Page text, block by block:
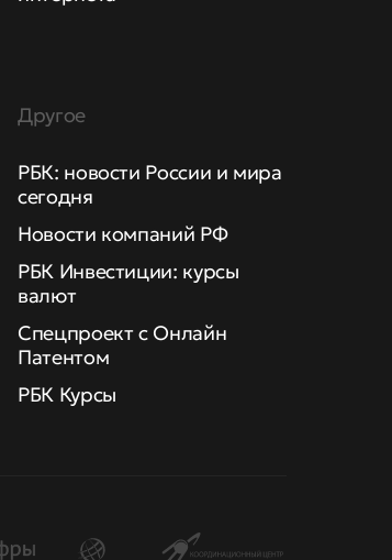
Другое
РБК: новости России и мира
сегодня
Новости компаний РФ
РБК Инвестиции: курсы
валют
Спецпроект с Онлайн
Патентом
РБК Курсы